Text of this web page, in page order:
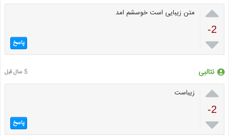

-2

متن زیبایی است خوسشم امد
پاسخ
نتالبی 5 سال قبل

-2

زیباست
پاسخ